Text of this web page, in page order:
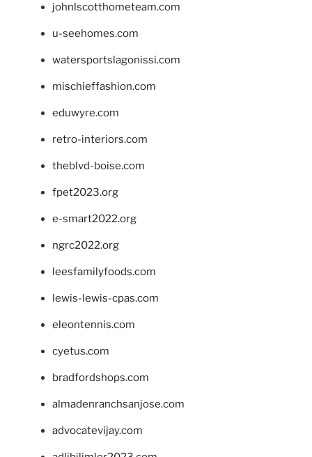
johnlscotthometeam.com
u-seehomes.com
watersportslagonissi.com
mischieffashion.com
eduwyre.com
retro-interiors.com
theblvd-boise.com
fpet2023.org
e-smart2022.org
ngrc2022.org
leesfamilyfoods.com
lewis-lewis-cpas.com
eleontennis.com
cyetus.com
bradfordshops.com
almadenranchsanjose.com
advocatevijay.com